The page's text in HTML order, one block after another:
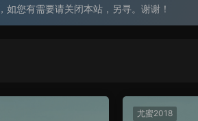
您有需要请关闭本站，另寻。谢谢！
尤蜜2018